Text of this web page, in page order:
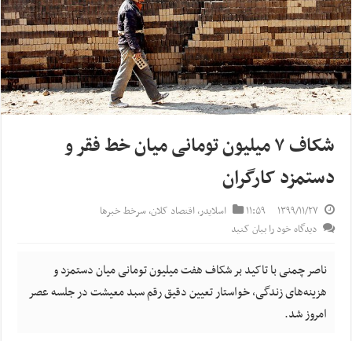
شکاف ۷ میلیون تومانی میان خط فقر و
دستمزد کارگران
۱۳۹۹/۱۱/۲۷ ۱۱:۵۹ اسلایدر,اقتصاد کلان,سرخط خبرها
دیدگاه خود را بیان کنید
ناصر چمنی با تاکید بر شکاف هفت میلیون تومانی میان دستمزد و
هزینه‌های زندگی، خواستار تعیین دقیق رقم سبد معیشت در جلسه عصر
امروز شد.